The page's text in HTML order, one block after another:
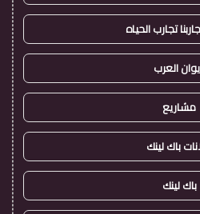
تجارب الحياه
العرب
مشاريع
باك لينك
باك لينك